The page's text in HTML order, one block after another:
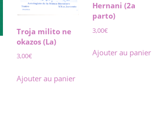
Troja milito ne
okazos (La)
3,00€
Ajouter au panier
Hernani (2a
parto)
3,00€
Ajouter au panier